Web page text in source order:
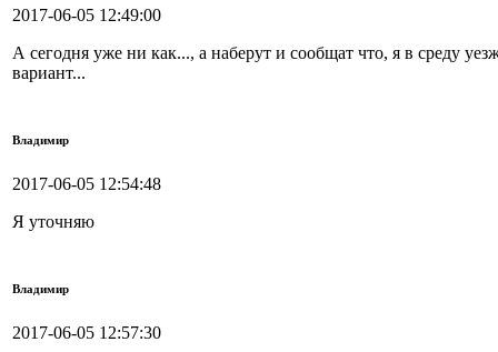
2017-06-05 12:49:00
А сегодня уже ни как..., а наберут и сообщат что, я в среду
вариант...
Владимир
2017-06-05 12:54:48
Я уточняю
Владимир
2017-06-05 12:57:30